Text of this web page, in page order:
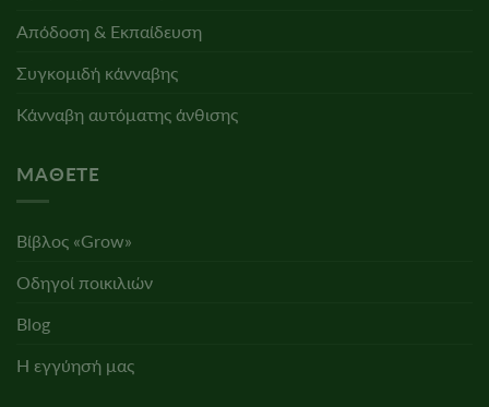
Απόδοση & Εκπαίδευση
Συγκομιδή κάνναβης
Κάνναβη αυτόματης άνθισης
ΜΆΘΕΤΕ
Βίβλος «Grow»
Οδηγοί ποικιλιών
Blog
Η εγγύησή μας